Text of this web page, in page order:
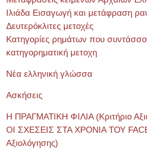
Ιλιάδα Εισαγωγή και μετάφραση
Δευτερόκλιτες μετοχές
Κατηγορίες ρημάτων που
κατηγορηματική μετοχη
Νέα ελληνική γλώσσα
Ασκήσεις
Η ΠΡΑΓΜΑΤΙΚΗ ΦΙΛΙΑ (Κριτήριο
ΟΙ ΣΧΕΣΕΙΣ ΣΤΑ ΧΡΟΝΙΑ ΤΟΥ
Αξιολόγησης)